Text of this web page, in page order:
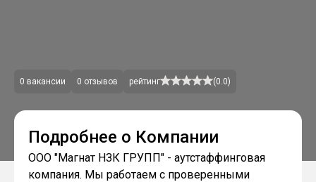
0 вакансии 0 отзывов рейтинг (0.0)
Подробнее о Компании
ООО "Магнат НЗК ГРУПП" - аутстаффинговая
компания. Мы работаем с проверенными